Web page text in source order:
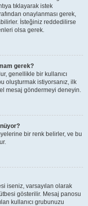
tıklayarak istek
onaylanması gerek,
İsteğiniz reddedilirse
olsa gerek.
gerek?
genellikle bir kullanıcı
oluşturmak istiyorsanız, ilk
mesaj göndermeyi deneyin.
bir renk belirler, ve bu
iseniz, varsayılan olarak
gösterilir. Mesaj panosu
kullanıcı grubunuzu